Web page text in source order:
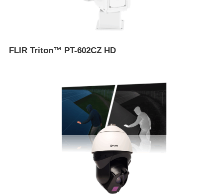
FLIR Triton™ PT-602CZ HD